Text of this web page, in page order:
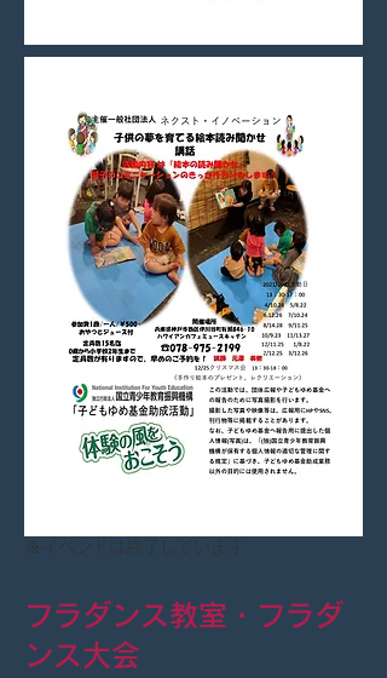
※イベントは終了しています
フラダンス教室・フラダ
ンス大会